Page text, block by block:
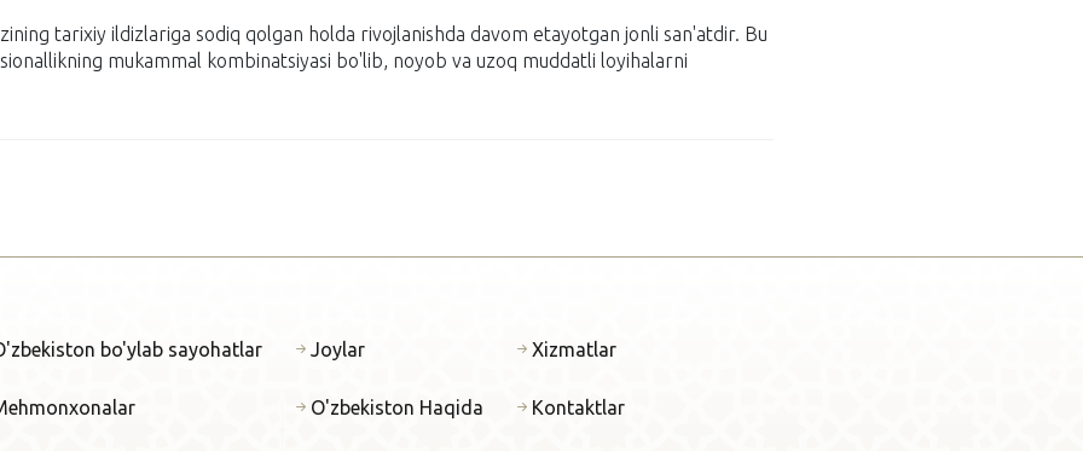
tarixiy ildizlariga sodiq qolgan holda rivojlanishda davom etayotgan jonli san'atdir. Bu
mukammal kombinatsiyasi bo'lib, noyob va uzoq muddatli loyihalarni
bo'ylab sayohatlar Joylar Xizmatlar
O'zbekiston Haqida Kontaktlar